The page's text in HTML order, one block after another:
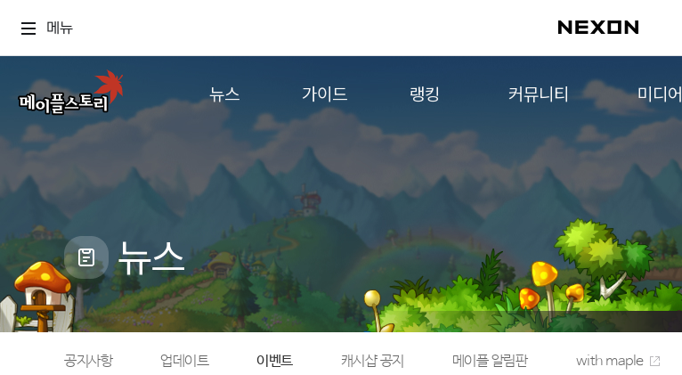
메뉴
뉴스
공지사항
업데이트
캐시샵 공지
메이플 알림판
with maple
가이드
게임정보
직업소개
확률형 아이템
NEXON NOW
랭킹
컨텐츠 랭킹
커뮤니티
자유게시판
메이플 아트
메이플스토리 파트너스
AI Style Finder
미니게임
커뮤니티 아카이브
미디어
영상
뉴스
공지사항 업데이트 이벤트 캐시샵 공지 메이플 알림판 with maple